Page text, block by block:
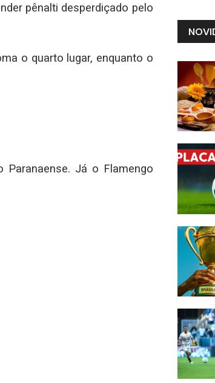
pênalti desperdiçado pelo
o quarto lugar, enquanto o
Já o Flamengo